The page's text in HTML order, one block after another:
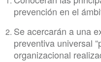
prevención en el
Se acercarán a una
preventiva universal
organizacional